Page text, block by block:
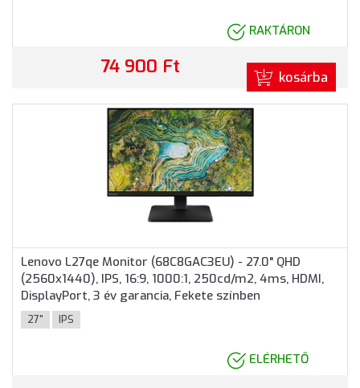
RAKTÁRON
74 900 Ft kosárba
Lenovo L27qe Monitor (68C8GAC3EU) - 27.0" QHD
(2560x1440), IPS, 16:9, 1000:1, 250cd/m2, 4ms, HDMI,
DisplayPort, 3 év garancia, Fekete színben
27" IPS
ELÉRHETŐ